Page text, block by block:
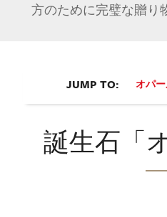
方のために完璧な贈り
JUMP TO: オパ
誕生石「